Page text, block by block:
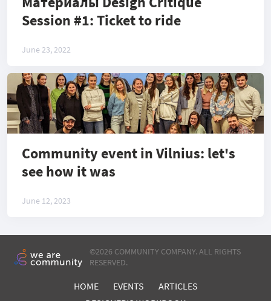
Session #1: Ticket to ride
June 23, 2022
Сommunity event in Vilnius: let's
see how it was
June 12, 2023
©2026 COMMUNITY COMPANY. ALL RIGHTS
RESERVED.
HOME EVENTS
ARTICLES